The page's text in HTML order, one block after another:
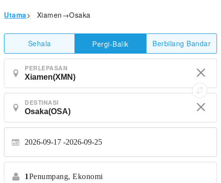
Utama> Xiamen→Osaka
Sehala Pergi-Balik Berbilang Bandar
PERLEPASAN
DESTINASI
2026-09-17 2026-09-25
1Penumpang, Ekonomi